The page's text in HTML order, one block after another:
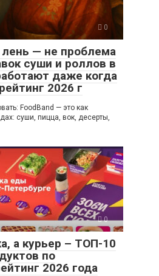
0
лень — не проблема
суши и роллов в
даже когда
2026 г
FoodBand — это как
суши, пицца, вок, десерты,
0
а курьер – ТОП-10
по
2026 года